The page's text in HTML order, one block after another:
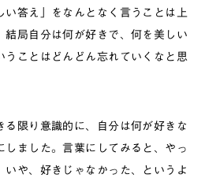
答え」をなんとなく言うことは上
局自分は何が好きで、何を美しい
うことはどんどん忘れていくなと思
る限り意識的に、自分は何が好きな
ました。言葉にしてみると、やっ
いや、好きじゃなかった、というよ